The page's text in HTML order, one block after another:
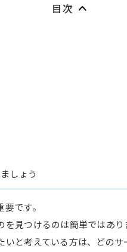
目次
しょう
です。
見つけるのは簡単ではあり
と考えている方は、どのサ